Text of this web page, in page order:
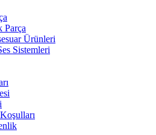
Parça
Ürünleri
Sistemleri